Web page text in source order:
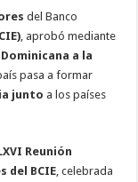
del Banco
, aprobó mediante
a la
pasa a formar
junto a los países
Reunión
del BCIE , celebrada